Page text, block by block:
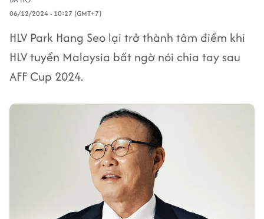
06/12/2024 - 10:27 (GMT+7)
HLV Park Hang Seo lại trở thành tâm điểm khi
HLV tuyển Malaysia bất ngờ nói chia tay sau
AFF Cup 2024.